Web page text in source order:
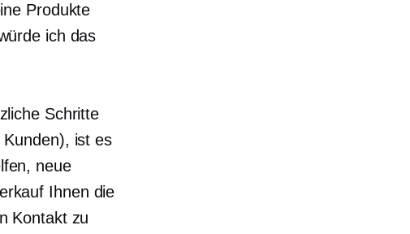
Produkte
ich das
Schritte
ist es
neue
Ihnen die
Kontakt zu